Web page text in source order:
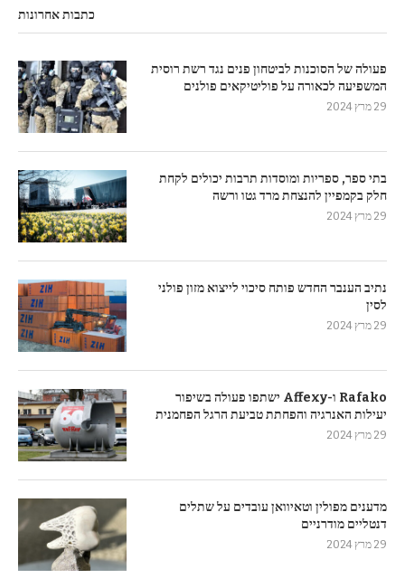
כתבות אחרונות
פעולה של הסוכנות לביטחון פנים נגד רשת רוסית
המשפיעה לכאורה על פוליטיקאים פולנים
29 מרץ 2024
בתי ספר, ספריות ומוסדות תרבות יכולים לקחת
חלק בקמפיין להנצחת מרד גטו ורשה
29 מרץ 2024
נתיב הענבר החדש פותח סיכוי לייצוא מזון פולני
לסין
29 מרץ 2024
Rafako ו-Affexy ישתפו פעולה בשיפור
יעילות האנרגיה והפחתת טביעת הרגל הפחמנית
29 מרץ 2024
מדענים מפולין וטאיוואן עובדים על שתלים
דנטליים מודרניים
29 מרץ 2024